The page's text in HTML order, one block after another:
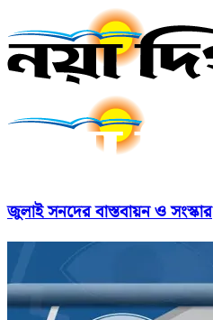
জুলাই সনদের বাস্তবায়ন ও সংস্কার